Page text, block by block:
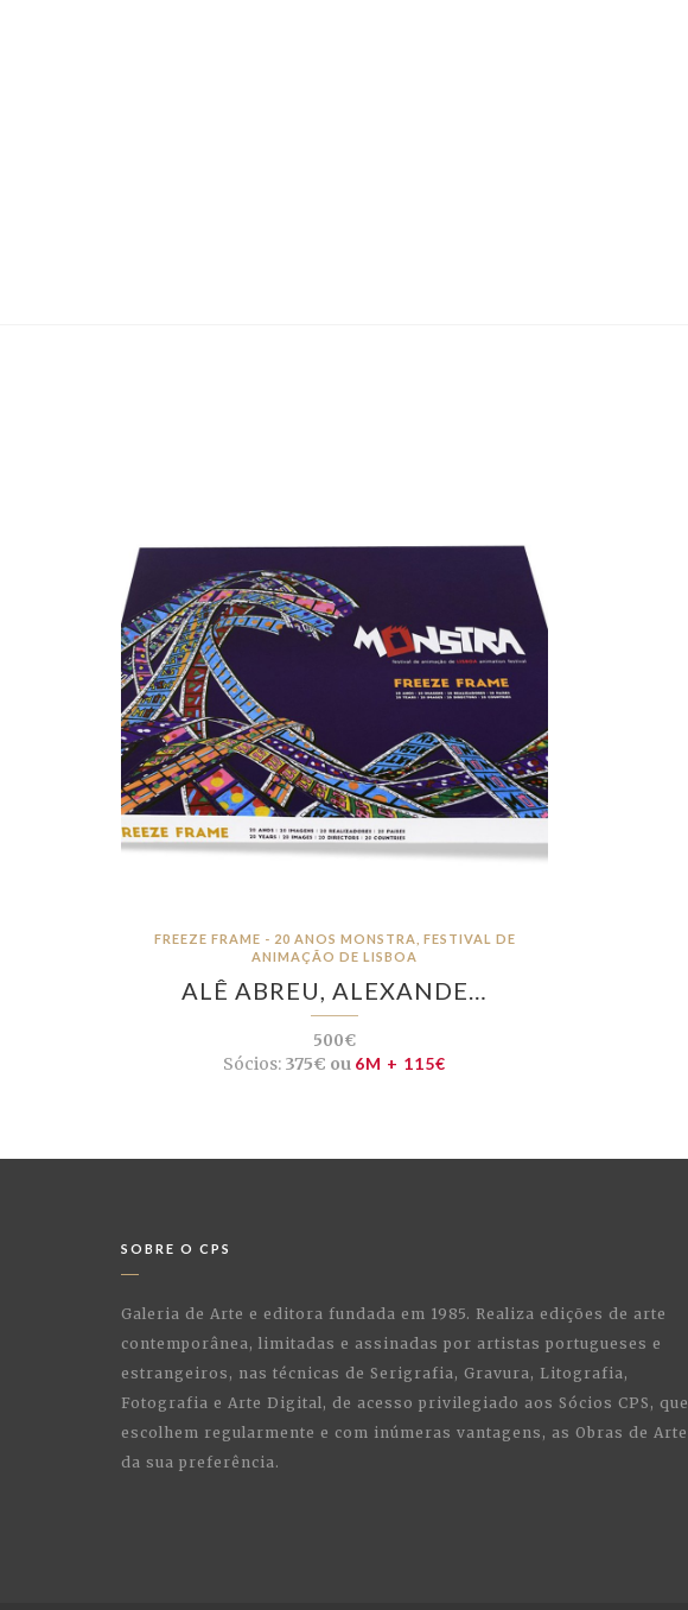
FREEZE FRAME - 20 ANOS MONSTRA, FESTIVAL DE
ANIMAÇÃO DE LISBOA
ALÊ ABREU, ALEXANDE…
500€
Sócios: 375€ ou 6M + 115€
SOBRE O CPS
Galeria de Arte e editora fundada em 1985. Realiza edições de arte
contemporânea, limitadas e assinadas por artistas portugueses e
estrangeiros, nas técnicas de Serigrafia, Gravura, Litografia,
Fotografia e Arte Digital, de acesso privilegiado aos Sócios CPS, que
escolhem regularmente e com inúmeras vantagens, as Obras de Arte
da sua preferência.